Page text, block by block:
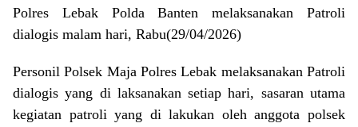
Polres Lebak Polda Banten melaksanakan Patroli
dialogis malam hari, Rabu(29/04/2026)
Personil Polsek Maja Polres Lebak melaksanakan Patroli
dialogis yang di laksanakan setiap hari, sasaran utama
kegiatan patroli yang di lakukan oleh anggota polsek